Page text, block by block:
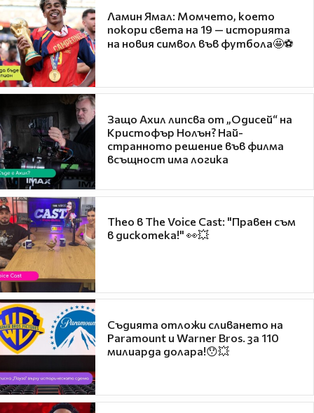
Ламин Ямал: Момчето, което
покори света на 19 — историята
на новия символ във футбола🤩⚽
Защо Ахил липсва от „Одисей“ на
Кристофър Нолън? Най-
странното решение във филма
всъщност има логика
Theo в The Voice Cast: "Правен съм
в дискотека!" 👀💥
Съдията отложи сливането на
Paramount и Warner Bros. за 110
милиарда долара!😯💥